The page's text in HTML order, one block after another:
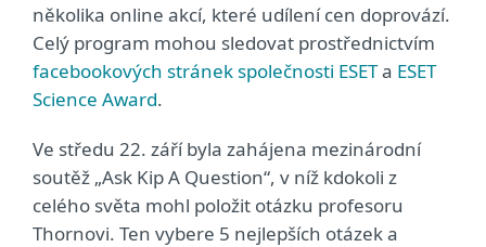
několika online akcí, které udílení cen doprovází.
Celý program mohou sledovat prostřednictvím
facebookových stránek společnosti ESETa ESET
Science Award.
Ve středu 22. září byla zahájena mezinárodní
soutěž „Ask Kip A Question“, v níž kdokoli z
celého světa mohl položit otázku profesoru
Thornovi. Ten vybere 5 nejlepších otázek a